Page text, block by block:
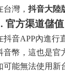
台灣， 抖音大陸
官方渠道儲值
抖音APP內進行
音幣，這也是官
可能無法使用新